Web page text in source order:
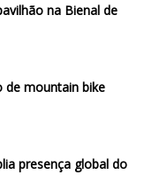
na Bienal de
de mountain bike
presença global do